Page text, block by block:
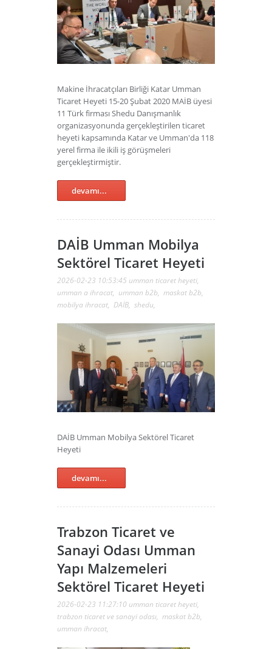
Makine İhracatçıları Birliği Katar Umman
Ticaret Heyeti 15-20 Şubat 2020 MAİB üyesi
11 Türk firması Shedu Danışmanlık
organizasyonunda gerçekleştirilen ticaret
heyeti kapsamında Katar ve Umman'da 118
yerel firma ile ikili iş görüşmeleri
gerçekleştirmiştir.
devamı...
DAİB Umman Mobilya
Sektörel Ticaret Heyeti
2026-02-23 10:53:45 umman ticaret heyeti,
umman a ihracat, umman b2b, maskat b2b,
mobilya ihracat, DAİB, shedu,
DAİB Umman Mobilya Sektörel Ticaret
Heyeti
devamı...
Trabzon Ticaret ve
Sanayi Odası Umman
Yapı Malzemeleri
Sektörel Ticaret Heyeti
2026-02-23 11:27:10 umman ticaret heyeti,
trabzon ticaret ve sanayi odası, maskat b2b,
umman ihracat,